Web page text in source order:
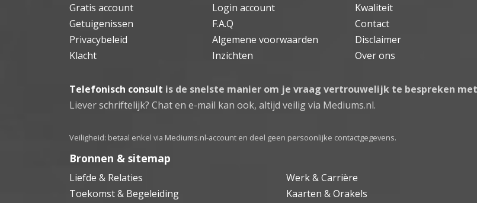
Gratis account
Login account
Kwaliteit
Getuigenissen
F.A.Q
Contact
Privacybeleid
Algemene voorwaarden
Disclaimer
Klacht
Inzichten Over ons
Telefonisch consult is de snelste manier om je vraag vertrouwelijk te bespreken
Liever schriftelijk? Chat en e-mail kan ook, altijd veilig via Mediums.nl.
Veiligheid: betaal enkel via Mediums.nl-account en deel geen persoonlijke contactgegevens.
Bronnen & sitemap
Liefde & Relaties Werk & Carrière
Toekomst & Begeleiding
Kaarten & Orakels